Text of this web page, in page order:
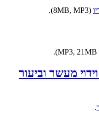
(8MB, MP3).
מעשר וביעור
.